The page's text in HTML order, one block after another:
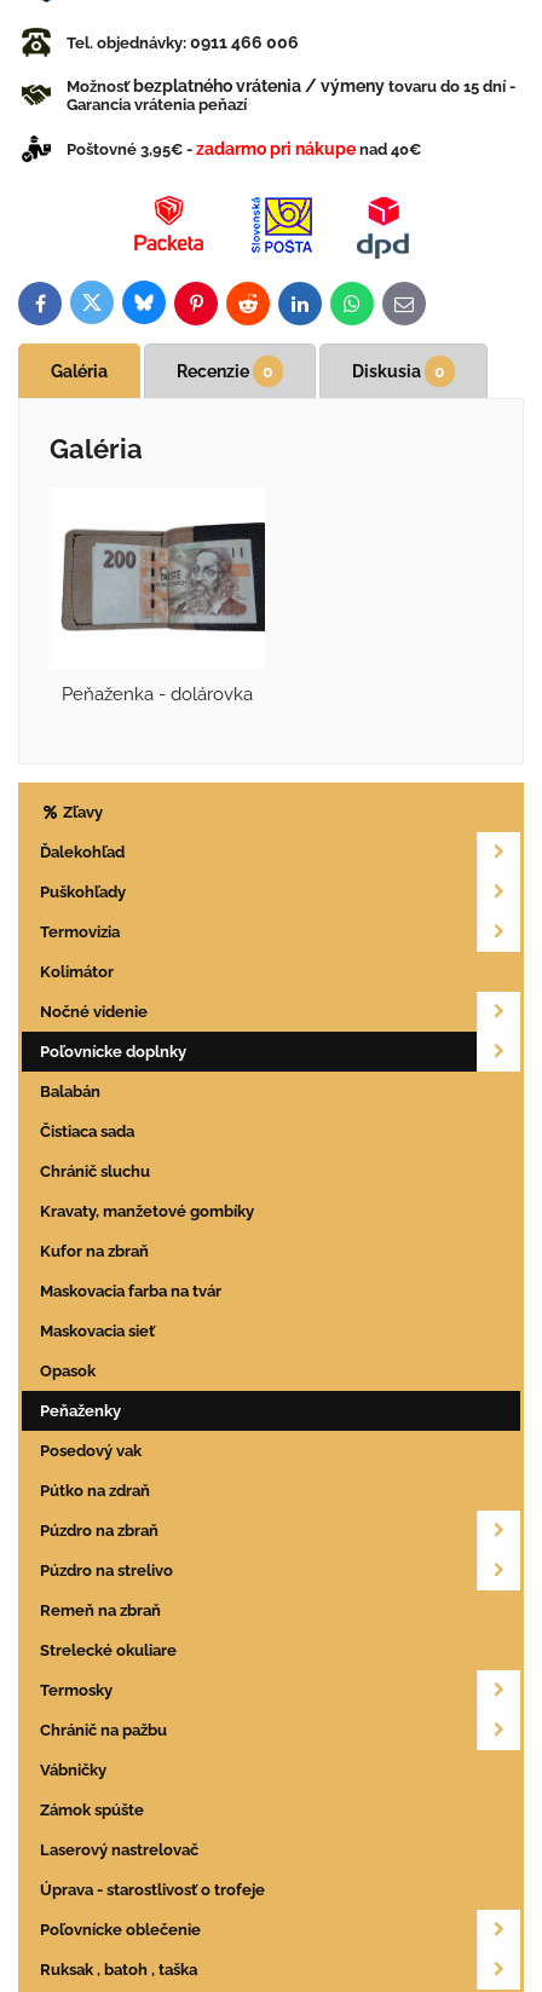
Tel. objednávky: 0911 466 006
Možnosťbezplatného vrátenia / výmeny tovaru do 15 dní -
Garancia vrátenia peňazí
Poštovné 3,95€ - zadarmo pri nákupe nad 40€
FacebookTwitterBlueskyPinterestReddit LinkedInWhatsApp
E-
mail
Galéria Recenzie 0 Diskusia 0
Galéria
Peňaženka - dolárovka
Zľavy
Ďalekohľad
Puškohľady
Termovizia
Kolimátor
Nočné videnie
Poľovnícke doplnky
Balabán
Čistiaca sada
Chránič sluchu
Kravaty, manžetové gombíky
Kufor na zbraň
Maskovacia farba na tvár
Maskovacia sieť
Opasok
Peňaženky
Posedový vak
Pútko na zdraň
Púzdro na zbraň
Púzdro na strelivo
Remeň na zbraň
Strelecké okuliare
Termosky
Chránič na pažbu
Vábničky
Zámok spúšte
Laserový nastrelovač
Úprava - starostlivosť o trofeje
Poľovnícke oblečenie
Ruksak , batoh , taška